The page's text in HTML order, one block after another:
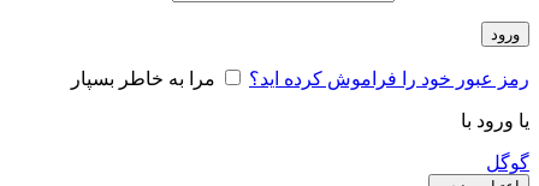
ورود
رمز عبور خود را فراموش کرده اید؟ مرا به خاطر بسپار
یا ورود با
گوگل